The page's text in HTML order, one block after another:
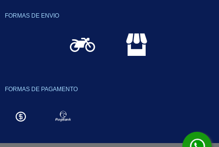
FORMAS DE ENVIO
FORMAS DE PAGAMENTO